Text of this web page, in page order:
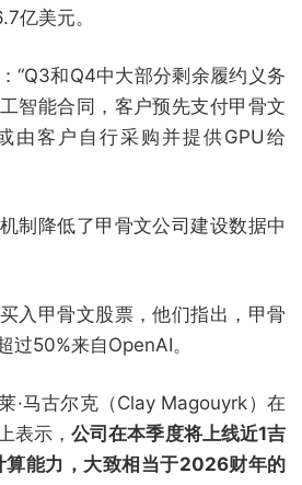
亿美元。
“Q3和Q4中大部分剩余履约义务
智能合同，客户预先支付甲骨文
由客户自行采购并提供GPU给
制降低了甲骨文公司建设数据中
入甲骨文股票，他们指出，甲骨
过50%来自OpenAI。
·马古尔克（Clay Magouyrk）在
表示，公司在本季度将上线近1吉
能力，大致相当于2026财年的